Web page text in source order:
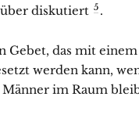
diskutiert 5 .
Gebet, das mit
werden kann,
im Raum